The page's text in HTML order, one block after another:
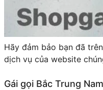
Hãy đảm bảo bạn đã
dịch vụ của website
Gái gọi Bắc Trung Nam